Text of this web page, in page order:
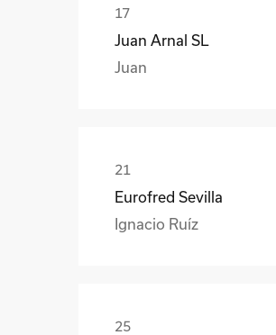
Juan Arnal SL
Juan
Eurofred Sevilla
Ignacio Ruíz